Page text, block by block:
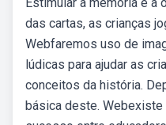
das cartas, as crianças
Webfaremos uso de
lúdicas para ajudar as
conceitos da história.
básica deste.